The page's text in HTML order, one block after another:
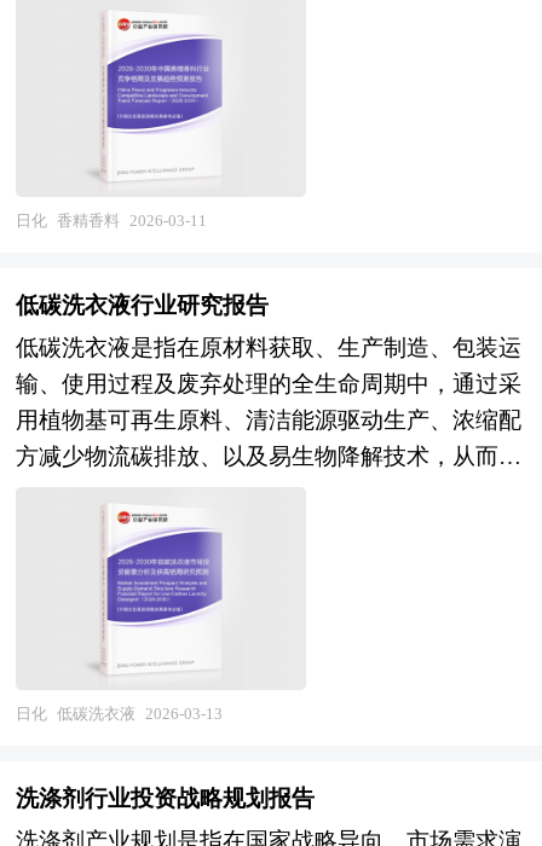
年版母婴用品行业兼并重组机会研究及决策咨询报
告》外，我们也可以根据企业具体项目要求专项编
写专业定制版，并根据详细要求合理报价，为企业
兼并重组提供全程指引服务。 1、中研普华作为卖
方顾问提供的服务内容： 并购可行性分析、价值
评估咨询、业务诊断及分析；寻找与推荐策略投资
助准备信息备忘录和投资意向书，就投资者的选择
和接洽策略提供专业意见；协调并管理投资者的财
务，税务和法律尽职调查；协助卖方回复投资者尽
职调查过程中提出的问题和要求；协助分析公司的
整体价值并制定定价策略，协助设定卖方与潜在投
资者谈判的策略；参与卖方与潜在投资者的谈判并
提供现场技术支持；对最终法律协议中的商业条款
提出审阅意见；协助进行税务分析、项目管理、融
资文件准备。 2、中研普华作为买方顾问提供的服
务内容： 财务及税务尽职调查、目标公司价值分
析和定价策略制定；协助政府沟通和审批、谈判支
持和审阅投资文件，确定并购条件；协助买方筹
集、获得、使用必要的资金、提出具体的收购建
告；财务模型的构建和目标公司价值分析、提供交
易架构的设计建议；将审慎性调查的结果反映在各
作进一步研究研判，并从2025年上半年开始全面跟
进相关规划的制定和研究工作，为口腔护理行业规
划指导目标和口腔护理发展方向提供有建设性的建
议，为口腔护理行业发展提供准确的市场分析内容
和研究成果。 中研普华通过对口腔护理行业长期
跟踪监测，分析口腔护理行业需求、供给、经营特
资源，为客户提供深度的口腔护理行业研究报告，
以专业的研究方法帮助客户深入的了解口腔护理行
业，发现投资价值和投资机会，规避经营风险，提
高管理和运营能力。口腔护理行业报告是从事口腔
护理行业投资之前，对口腔护理行业各种相关因素
进行具体调查、研究、分析，评估项目可行性、效
果效益程度，提出建设性意见建议对策等，是口腔
护理行业投资决策者和主管机关审批的研究性报
告。以阐述对口腔护理行业的理论认识为主要内
容，重在口腔护理行业本质及规律性认识的研究。
口腔护理行业研究报告持续提供高价值服务，是企
业了解各行业当前最新发展动向、把握市场机会、
资料。 本研究咨询报告由中研普华咨询公司领衔
撰写，在大量周密的市场调研基础上，主要依据了
岁以下儿童需谨慎选用，避免因操作不当导致牙龈
损伤或误吞风险。 儿童牙刷在色彩、外观设计上
常融入卡通元素或音乐互动功能，旨在提升儿童刷
牙兴趣，培养良好的口腔卫生习惯。市场监管部门
对儿童牙刷的质量监管日益严格，重点关注刷头不
可拆卸性、有害物质迁移、毛束拉力等项目，防止
因产品缺陷引发窒息、化学伤害等安全隐患。 儿
康、预防龋齿与牙周问题的重要载体，其科学选配
直接关系到恒牙的正常萌出与口腔健康发育的长期
效果。家长应根据儿童年龄、口腔发育阶段及个体
需求，选择符合国家标准、质量可靠的产品，并定
期更换（建议每3个月一次），以确保持续有效的
领衔撰写，在大量周密的市场调研基础上，主要依
据了国家统计局、国家商务部、国家发改委、国家
经济信息中心、国务院发展研究中心、国家海关总
署、全国商业信息中心、中国经济景气监测中心、
中国行业研究网、全国及海外多种相关报纸杂志的
基础信息等公布和提供的大量资料和数据，客观、
合新时期的各方面因素，对中国儿童牙刷行业的发
香精香料兼具精细化工的技术密集特征与消费品的
品牌溢价特征，其核心价值在于香气配方的知识产
权、对下游应用的理解能力以及稳定的品质供应保
障。作为国民经济中重要的配套产业，香精香料行
业的发展与居民消费升级、食品饮料工业增长、日
化产品迭代深度绑定，其技术水平和产业规模是衡
的重要标志。 当前，我国香精香料产业正处于从
代与原创突破并行推进。在市场格局方面，我国已
成为全球香精香料生产和消费大国，但在高端食用
香精、高端日化香精领域，国际巨头奇华顿、芬美
意、IFF、德之馨仍占据主导地位，国内龙头企业
如新和成、华宝股份、爱普股份等在细分品类和区
域市场形成竞争优势，但在全球品牌影响力、原创
香型开发、国际化服务网络方面差距明显。在技术
能力方面，国内企业在合成香料的大宗品种生产、
天然香料的提取分离方面具备成本优势，但在手性
合成、生物催化、微胶囊缓释等前沿技术领域积累
不足，对热反应香精、头香保留、留香持久等应用
成为制约产业原创能力的瓶颈。在原料供应方面，
我国是香兰素、麦芽酚、薄荷醇等大宗合成香料的
日化 香精香料 2026-03-11
低碳洗衣液行业研究报告
低碳洗衣液是指在原材料获取、生产制造、包装运
输、使用过程及废弃处理的全生命周期中，通过采
用植物基可再生原料、清洁能源驱动生产、浓缩配
方减少物流碳排放、以及易生物降解技术，从而显
境足迹的新型绿色洗涤产品。 低碳洗衣液核心定
义不仅局限于产品本身的化学属性，更延伸至产业
链的碳足迹管理，要求企业在上游摒弃石油基表面
活性剂，转而使用源自棕榈油、椰子油等可持续种
植作物的植物原浆，从源头减少化石能源依赖；在
中游制造环节，必须引入太阳能、风能等清洁能源
能耗与水耗，实现生产过程的“零碳”或“低碳”化；
日化 低碳洗衣液 2026-03-13
洗涤剂行业投资战略规划报告
洗涤剂产业规划是指在国家战略导向、市场需求演